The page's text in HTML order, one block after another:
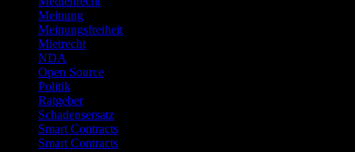
Meinung
Meinungsfreiheit
Mietrecht
NDA
Open Source
Politik
Ratgeber
Schadensersatz
Smart Contracts
Smart Contracts